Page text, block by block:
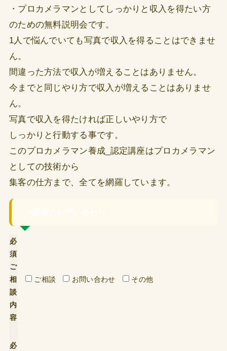
・プロカメラマンとしてしっかりと収入を得たい方
のための無料説明会です。
1人で悩んでいても写真で収入を得ることはできませ
ん。
間違った方法で収入が増えることはありません。
今までと同じやり方で収入が増えることはありませ
ん。
写真で収入を得たければ正しいやり方で
しっかりと行動する事です。
このプロカメラマン養成_認定講座はプロカメラマン
としての技術から
集客の仕方まで、全てを網羅しています。
必
須
ご
相
談
内
容
ご相談 お問い合わせ その他
必